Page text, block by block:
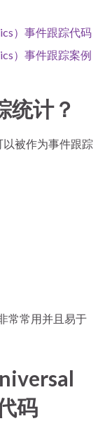
）事件跟踪代码
）事件跟踪案例
统计？
被作为事件跟踪
常常用并且易于
码